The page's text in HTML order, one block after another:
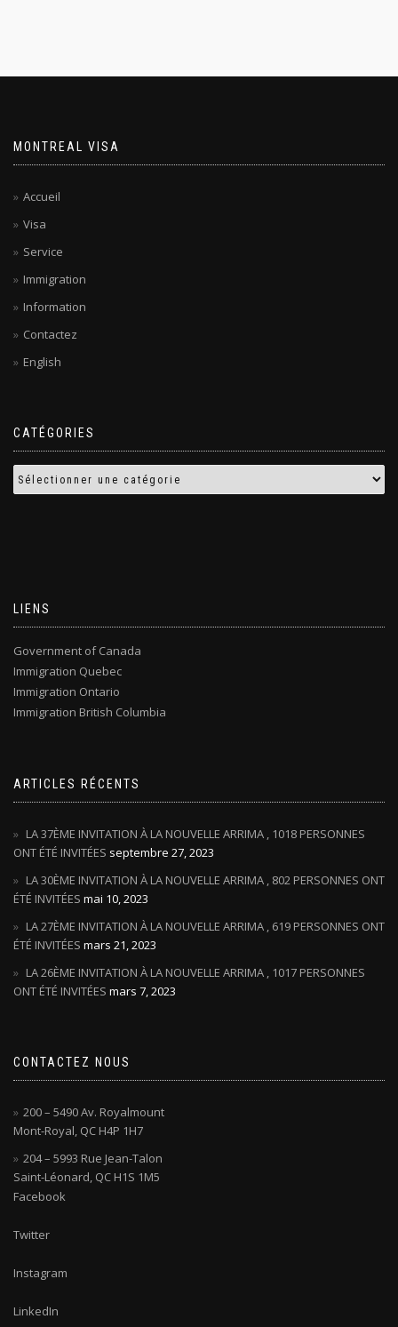
MONTREAL VISA
Accueil
Visa
Service
Immigration
Information
Contactez
English
CATÉGORIES
LIENS
Government of Canada
Immigration Quebec
Immigration Ontario
Immigration British Columbia
ARTICLES RÉCENTS
LA 37ÈME INVITATION À LA NOUVELLE ARRIMA , 1018 PERSONNES
ONT ÉTÉ INVITÉES septembre 27, 2023
LA 30ÈME INVITATION À LA NOUVELLE ARRIMA , 802 PERSONNES ONT
ÉTÉ INVITÉES mai 10, 2023
LA 27ÈME INVITATION À LA NOUVELLE ARRIMA , 619 PERSONNES ONT
ÉTÉ INVITÉES mars 21, 2023
LA 26ÈME INVITATION À LA NOUVELLE ARRIMA , 1017 PERSONNES
ONT ÉTÉ INVITÉES mars 7, 2023
CONTACTEZ NOUS
200 – 5490 Av. Royalmount
Mont-Royal, QC H4P 1H7
204 – 5993 Rue Jean-Talon
Saint-Léonard, QC H1S 1M5
Facebook
Twitter
Instagram
LinkedIn